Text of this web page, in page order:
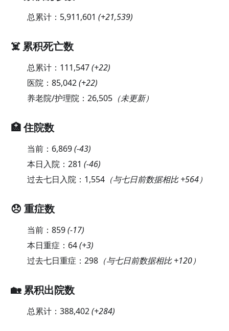
总累计： 5,911,601 (+21,539)
☠️ 累积死亡数
总累计： 111,547(+22)
医院： 85,042(+22)
养老院/护理院： 26,505（未更新）
🏥 住院数
当前： 6,869(-43)
本日入院： 281 (-46)
过去七日入院： 1,554（与七日前数据相比 +564）
😞 重症数
当前： 859(-17)
本日重症： 64(+3)
过去七日重症： 298（与七日前数据相比 +120）
🏡 累积出院数
总累计： 388,402(+284)